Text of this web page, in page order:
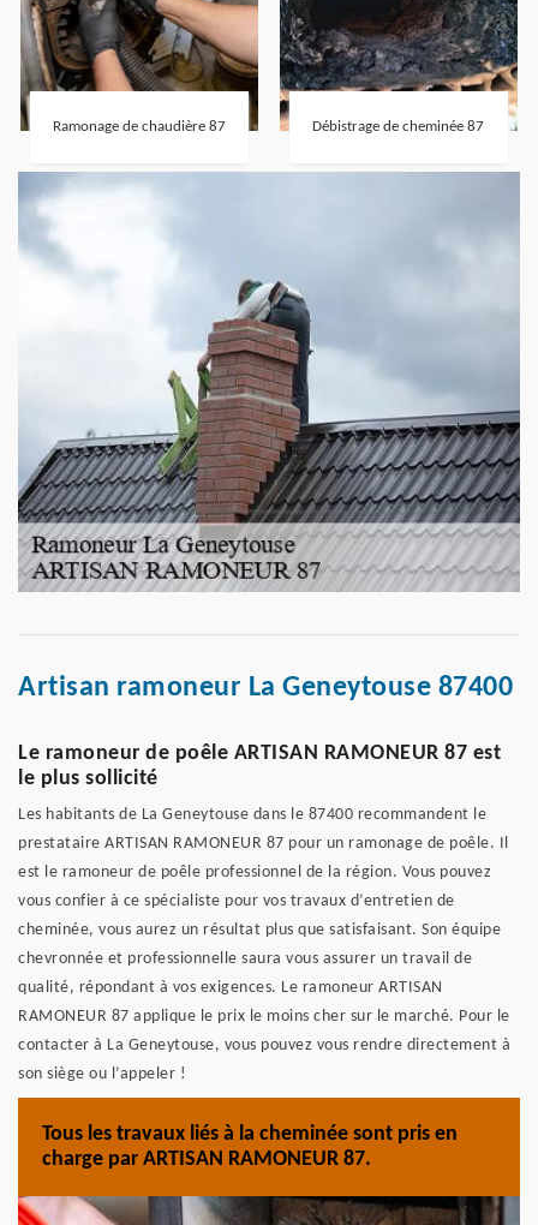
Ramonage de chaudière 87 Débistrage de cheminée 87
Artisan ramoneur La Geneytouse 87400
Le ramoneur de poêle ARTISAN RAMONEUR 87 est
le plus sollicité
Les habitants de La Geneytouse dans le 87400 recommandent le
prestataire ARTISAN RAMONEUR 87 pour un ramonage de poêle. Il
est le ramoneur de poêle professionnel de la région. Vous pouvez
vous confier à ce spécialiste pour vos travaux d’entretien de
cheminée, vous aurez un résultat plus que satisfaisant. Son équipe
chevronnée et professionnelle saura vous assurer un travail de
qualité, répondant à vos exigences. Le ramoneur ARTISAN
RAMONEUR 87 applique le prix le moins cher sur le marché. Pour le
contacter à La Geneytouse, vous pouvez vous rendre directement à
son siège ou l’appeler !
Tous les travaux liés à la cheminée sont pris en
charge par ARTISAN RAMONEUR 87.